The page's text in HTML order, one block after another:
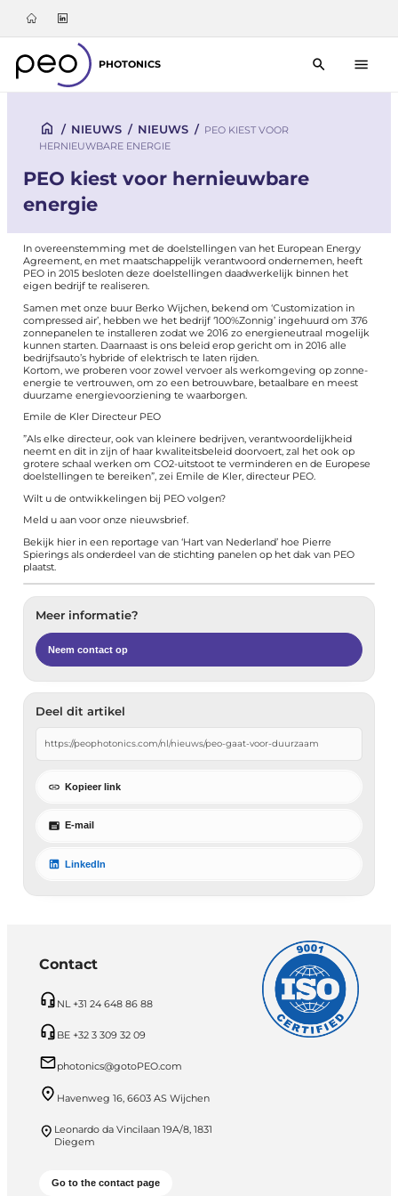
PHOTONICS
/ NIEUWS / NIEUWS / PEO KIEST VOOR
HERNIEUWBARE ENERGIE
PEO kiest voor hernieuwbare
energie
In overeenstemming met de doelstellingen van het European Energy
Agreement, en met maatschappelijk verantwoord ondernemen, heeft
PEO in 2015 besloten deze doelstellingen daadwerkelijk binnen het
eigen bedrijf te realiseren.
Samen met onze buur BerkoWijchen, bekend om ‘Customization in
compressed air’, hebben we het bedrijf ‘100%Zonnig’ ingehuurd om 376
zonnepanelen te installeren zodat we 2016 zo energieneutraal mogelijk
kunnen starten. Daarnaast is ons beleid erop gericht om in 2016 alle
bedrijfsauto’s hybride of elektrisch te laten rijden.
Kortom, we proberen voor zowel vervoer als werkomgeving op zonne-
energie te vertrouwen, om zo een betrouwbare, betaalbare en meest
duurzame energievoorziening te waarborgen.
Emile de Kler Directeur PEO
”Als elke directeur, ook van kleinere bedrijven, verantwoordelijkheid
neemt en dit in zijn of haar kwaliteitsbeleid doorvoert, zal het ook op
grotere schaal werken om CO2-uitstoot te verminderen en de Europese
doelstellingen te bereiken”, zei Emile de Kler, directeur PEO.
Wilt u de ontwikkelingen bij PEO volgen?
Meld u aanvoor onze nieuwsbrief.
Bekijk hierin een reportage van ‘Hart van Nederland’ hoe Pierre
Spierings als onderdeel van de stichting panelen op het dak van PEO
plaatst.
Meer informatie?
Neem contact op
Deel dit artikel
Kopieer link
E-mail
LinkedIn
Contact
NL +31 24 648 86 88
BE +32 3 309 32 09
photonics@gotoPEO.com
Havenweg 16, 6603 AS Wijchen
Leonardo da Vincilaan 19A/8, 1831
Diegem
Go to the contact page